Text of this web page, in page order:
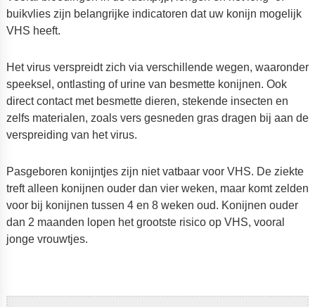
buikvlies zijn belangrijke indicatoren dat uw konijn mogelijk
VHS heeft.
Het virus verspreidt zich via verschillende wegen, waaronder
speeksel, ontlasting of urine van besmette konijnen. Ook
direct contact met besmette dieren, stekende insecten en
zelfs materialen, zoals vers gesneden gras dragen bij aan de
verspreiding van het virus.
Pasgeboren konijntjes zijn niet vatbaar voor VHS. De ziekte
treft alleen konijnen ouder dan vier weken, maar komt zelden
voor bij konijnen tussen 4 en 8 weken oud. Konijnen ouder
dan 2 maanden lopen het grootste risico op VHS, vooral
jonge vrouwtjes.